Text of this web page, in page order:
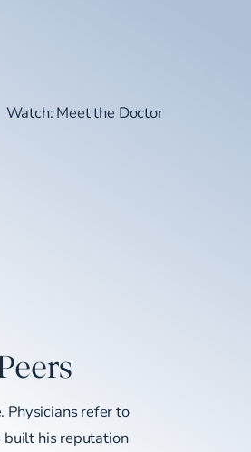
Watch: Meet the Doctor
Physicians refer to
built his reputation